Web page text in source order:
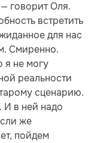
говорит Оля.
встретить
для нас
Смиренно.
я не могу
реальности
сценарию.
И в ней надо
же
пойдем